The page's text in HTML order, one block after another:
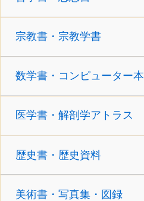
宗教書・宗教学書
数学書・コンピューター本
医学書・解剖学アトラス
歴史書・歴史資料
美術書・写真集・図録